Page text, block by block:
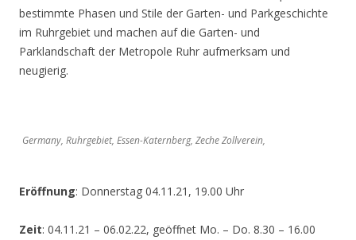
bestimmte Phasen und Stile der Garten- und Parkgeschichte
im Ruhrgebiet und machen auf die Garten- und
Parklandschaft der Metropole Ruhr aufmerksam und
neugierig.
Germany, Ruhrgebiet, Essen-Katernberg, Zeche Zollverein,
Eröffnung: Donnerstag 04.11.21, 19.00 Uhr
Zeit: 04.11.21 – 06.02.22, geöffnet Mo. – Do. 8.30 – 16.00